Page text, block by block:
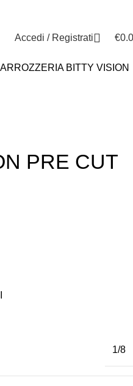
Accedi / Registrati €
BITTY VISION
PRE CUT
1/8